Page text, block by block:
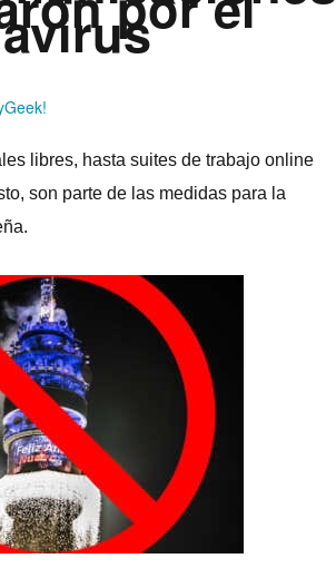
libres, hasta suites de trabajo online
son parte de las medidas para la